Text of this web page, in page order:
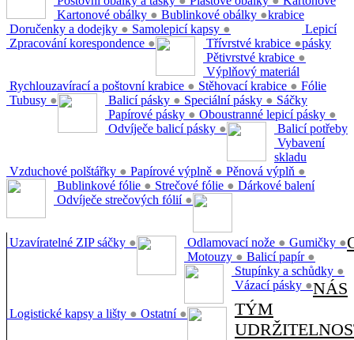
Kartonové obálky ● Bublinkové obálky ●
Doručenky a dodejky ● Samolepicí kapsy ●
Zpracování korespondence ●
krabice
Třívrstvé krabice ●
Pětivrstvé krabice ●
Rychlouzavírací a poštovní krabice ● Stěhovací krabice ●
Tubusy ●
Lepicí
pásky
Balicí pásky ● Speciální pásky ●
Papírové pásky ● Oboustranné lepicí pásky ●
Odvíječe balicí pásky ●
Výplňový materiál
Vzduchové polštářky ● Papírové výplně ● Pěnová výplň ●
Fólie
Bublinkové fólie ● Strečové fólie ●
Odvíječe strečových fólií ●
Sáčky
Uzavíratelné ZIP sáčky ●
Balicí potřeby
Odlamovací nože ● Gumičky ●
Motouzy ● Balicí papír ●
Vybavení
skladu
Stupínky a schůdky ●
Vázací pásky ●
Logistické kapsy a lišty ● Ostatní ●
Dárkové balení
NÁS
TÝM